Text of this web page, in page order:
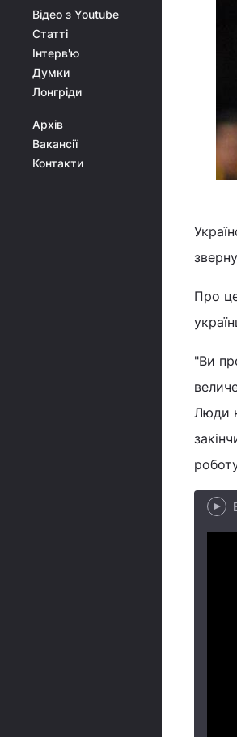
Відео з Youtube
Статті
Інтерв'ю
Думки
Лонгріди
Архів
Вакансії
Контакти
Про
"Ви
Люди